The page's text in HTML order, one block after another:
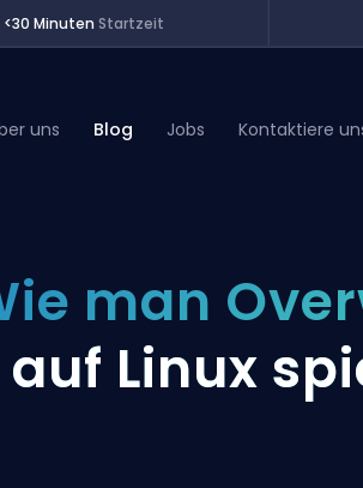
<30 Minuten Startzeit
uns Blog Jobs Kontaktiere
man
auf Linux